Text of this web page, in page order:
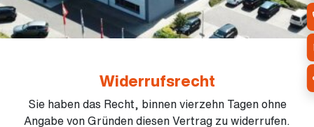
Widerrufsrecht
Sie haben das Recht, binnen vierzehn Tagen ohne
Angabe von Gründen diesen Vertrag zu widerrufen.